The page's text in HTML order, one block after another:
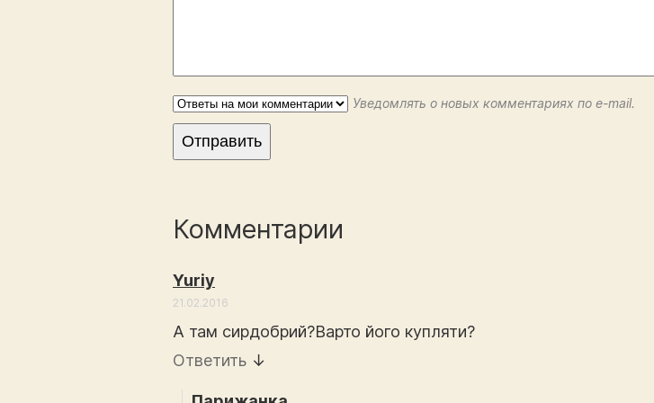
Уведомлять о новых комментариях по e-mail.
Комментарии
Yuriy
21.02.2016
А там сирдобрий?Варто його купляти?
Ответить ↓